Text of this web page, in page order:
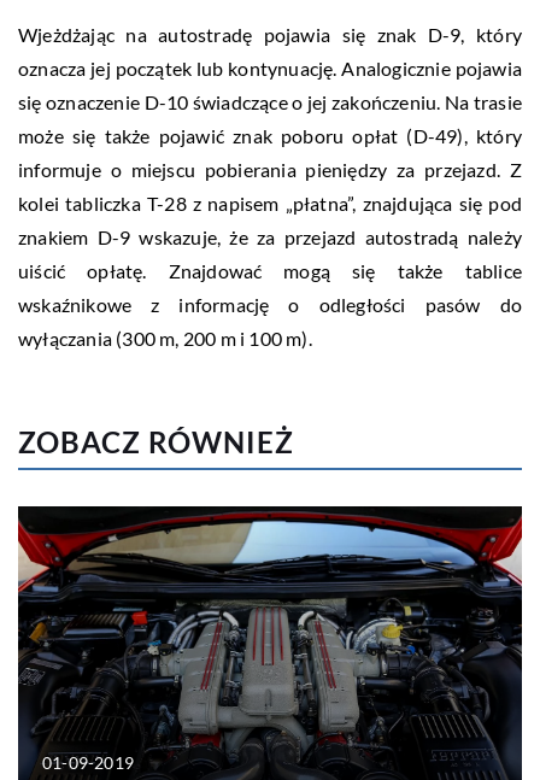
Wjeżdżając na autostradę pojawia się znak D-9, który
oznacza jej początek lub kontynuację. Analogicznie pojawia
się oznaczenie D-10 świadczące o jej zakończeniu. Na trasie
może się także pojawić znak poboru opłat (D-49), który
informuje o miejscu pobierania pieniędzy za przejazd. Z
kolei tabliczka T-28 z napisem „płatna”, znajdująca się pod
znakiem D-9 wskazuje, że za przejazd autostradą należy
uiścić opłatę. Znajdować mogą się także tablice
wskaźnikowe z informację o odległości pasów do
wyłączania (300 m, 200 m i 100 m).
ZOBACZ RÓWNIEŻ
01-09-2019